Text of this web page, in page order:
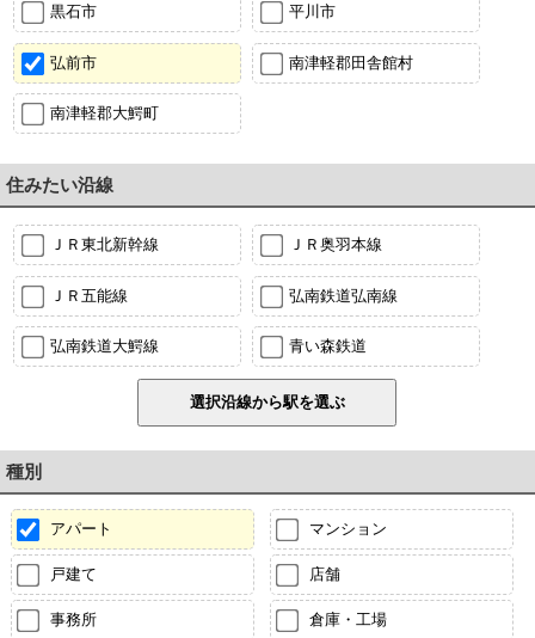
黒石市 平川市
弘前市 南津軽郡田舎館村
南津軽郡大鰐町
住みたい沿線
ＪＲ東北新幹線 ＪＲ奥羽本線
ＪＲ五能線 弘南鉄道弘南線
弘南鉄道大鰐線 青い森鉄道
種別
アパート マンション
戸建て 店舗
事務所 倉庫・工場